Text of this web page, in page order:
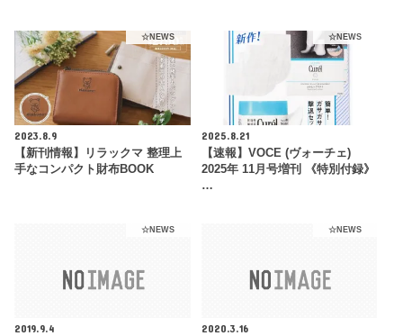
☆NEWS
2023.8.9
【新刊情報】リラックマ 整理上
手なコンパクト財布BOOK
☆NEWS
2025.8.21
【速報】VOCE (ヴォーチェ)
2025年 11月号増刊 《特別付録》
…
☆NEWS
2019.9.4
☆NEWS
2020.3.16